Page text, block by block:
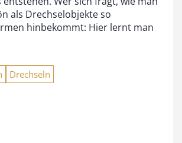
als Drechselobjekte so
hinbekommt: Hier lernt man
Drechseln